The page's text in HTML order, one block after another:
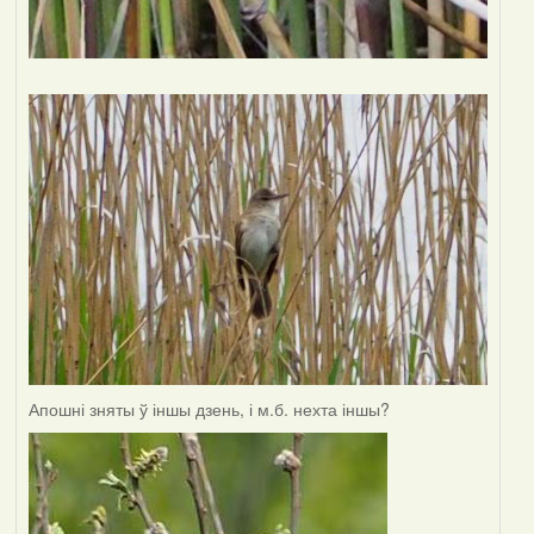
Апошні зняты ў іншы дзень, і м.б. нехта іншы?